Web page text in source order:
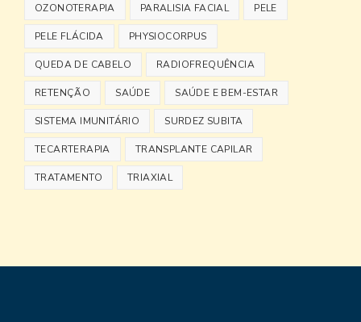
OZONOTERAPIA PARALISIA FACIAL PELE
PELE FLÁCIDA PHYSIOCORPUS
QUEDA DE CABELO RADIOFREQUÊNCIA
RETENÇÃO SAÚDE SAÚDE E BEM-ESTAR
SISTEMA IMUNITÁRIO SURDEZ SUBITA
TECARTERAPIA TRANSPLANTE CAPILAR
TRATAMENTO TRIAXIAL